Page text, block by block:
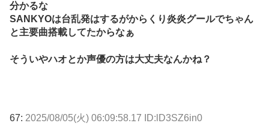
分かるな
SANKYOは台乱発はするがからくり炎炎グールでちゃん
と主要曲搭載してたからなぁ
そういやハオとか声優の方は大丈夫なんかね？
67: 2025/08/05(火) 06:09:58.17 ID:lD3SZ6in0